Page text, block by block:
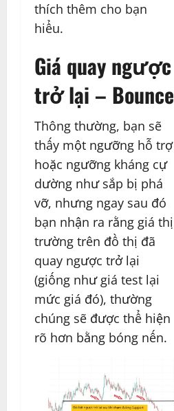
thích thêm cho bạn
hiểu.
Giá quay ngược
trở lại – Bounce
Thông thường, bạn sẽ
thấy một ngưỡng hỗ trợ
hoặc ngưỡng kháng cự
dường như sắp bị phá
vỡ, nhưng ngay sau đó
bạn nhận ra rằng giá thị
trường trên đồ thị đã
quay ngược trở lại
(giống như giá test lại
mức giá đó), thường
chúng sẽ được thể hiện
rõ hơn bằng bóng nến.